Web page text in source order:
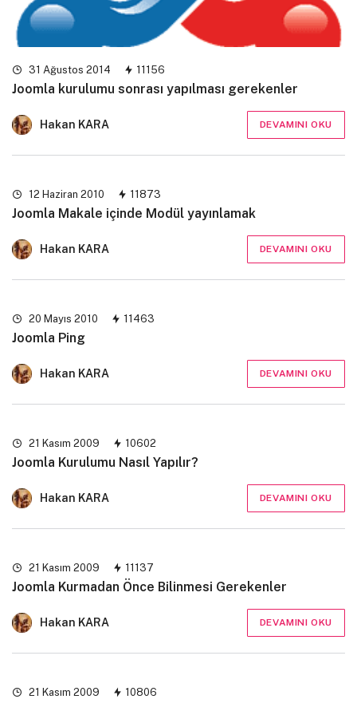
31 Ağustos 2014 11156
Joomla kurulumu sonrası yapılması gerekenler
Hakan KARA DEVAMINI OKU
12 Haziran 2010 11873
Joomla Makale içinde Modül yayınlamak
Hakan KARA DEVAMINI OKU
20 Mayıs 2010 11463
Joomla Ping
Hakan KARA DEVAMINI OKU
21 Kasım 2009 10602
Joomla Kurulumu Nasıl Yapılır?
Hakan KARA DEVAMINI OKU
21 Kasım 2009 11137
Joomla Kurmadan Önce Bilinmesi Gerekenler
Hakan KARA DEVAMINI OKU
21 Kasım 2009 10806